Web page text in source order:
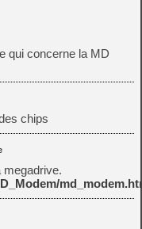
qui concerne la MD
chips
megadrive.